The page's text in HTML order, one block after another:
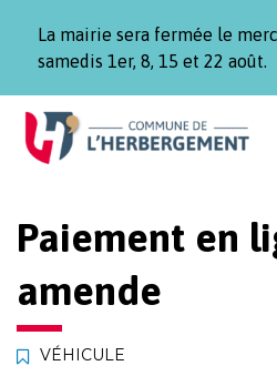
La mairie sera fermée le
samedis 1er, 8, 15 et 22 août.
Aller
Aller
contenu
Aller
pied
Paiement en
amende
VÉHICULE